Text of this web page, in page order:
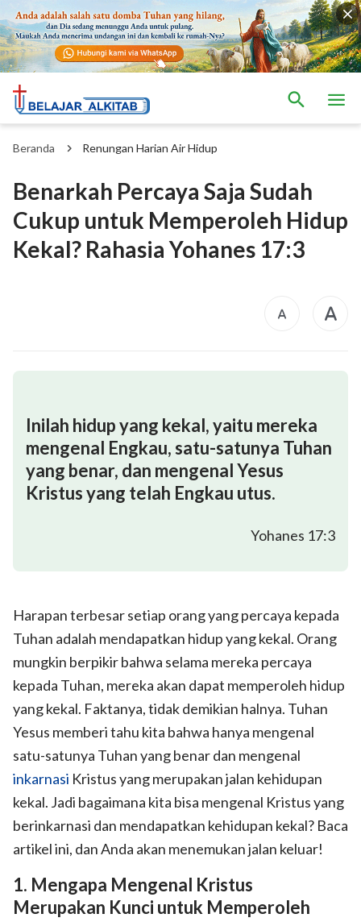
Beranda Renungan Harian Air Hidup
Benarkah Percaya Saja Sudah
Cukup untuk Memperoleh Hidup
Kekal? Rahasia Yohanes 17:3
Inilah hidup yang kekal, yaitu mereka
mengenal Engkau, satu-satunya Tuhan
yang benar, dan mengenal Yesus
Kristus yang telah Engkau utus.
Yohanes 17:3
Harapan terbesar setiap orang yang percaya kepada
Tuhan adalah mendapatkan hidup yang kekal. Orang
mungkin berpikir bahwa selama mereka percaya
kepada Tuhan, mereka akan dapat memperoleh hidup
yang kekal. Faktanya, tidak demikian halnya. Tuhan
Yesus memberi tahu kita bahwa hanya mengenal
satu-satunya Tuhan yang benar dan mengenal
inkarnasi Kristus yang merupakan jalan kehidupan
kekal. Jadi bagaimana kita bisa mengenal Kristus yang
berinkarnasi dan mendapatkan kehidupan kekal? Baca
artikel ini, dan Anda akan menemukan jalan keluar!
1. Mengapa Mengenal Kristus
Merupakan Kunci untuk Memperoleh